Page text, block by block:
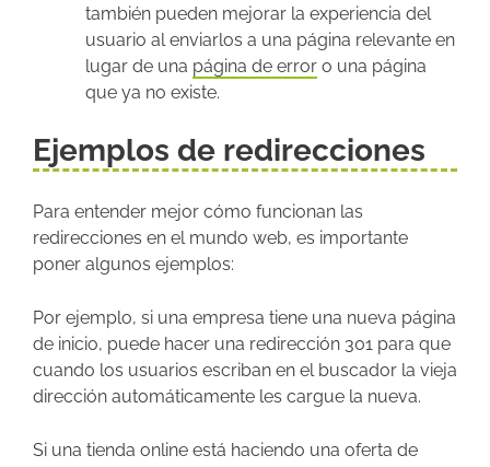
también pueden mejorar la experiencia del
usuario al enviarlos a una página relevante en
lugar de una página de error o una página
que ya no existe.
Ejemplos de redirecciones
Para entender mejor cómo funcionan las
redirecciones en el mundo web, es importante
poner algunos ejemplos:
Por ejemplo, si una empresa tiene una nueva página
de inicio, puede hacer una redirección 301 para que
cuando los usuarios escriban en el buscador la vieja
dirección automáticamente les cargue la nueva.
Si una tienda online está haciendo una oferta de